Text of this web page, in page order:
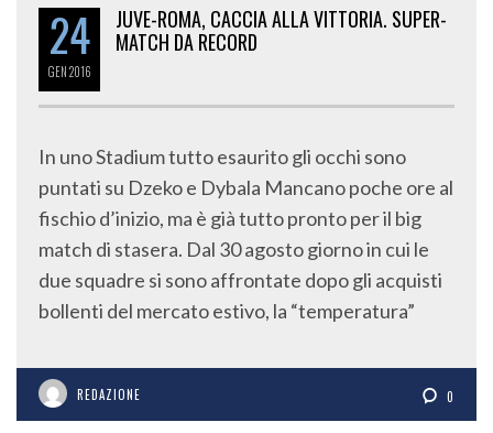
24
GEN2016
JUVE-ROMA, CACCIA ALLA VITTORIA. SUPER-
MATCH DA RECORD
In uno Stadium tutto esaurito gli occhi sono
puntati su Dzeko e Dybala Mancano poche ore al
fischio d’inizio, ma è già tutto pronto per il big
match di stasera. Dal 30 agosto giorno in cui le
due squadre si sono affrontate dopo gli acquisti
bollenti del mercato estivo, la “temperatura”
REDAZIONE 0